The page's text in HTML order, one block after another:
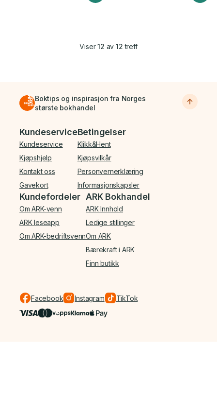
Viser12 av 12 treff
Boktips og inspirasjon fra Norges
største bokhandel
Bunnmeny
Kundeservice
Kundeservice
Kjøpshjelp
Kontakt oss
Gavekort
Betingelser
Klikk&Hent
Kjøpsvilkår
Personvernerklæring
Informasjonskapsler
Kundefordeler
Om ARK-venn
ARK leseapp
Om ARK-bedriftsvenn
ARK Bokhandel
ARK Innhold
Ledige stillinger
Om ARK
Bærekraft i ARK
Finn butikk
Facebook Instagram TikTok